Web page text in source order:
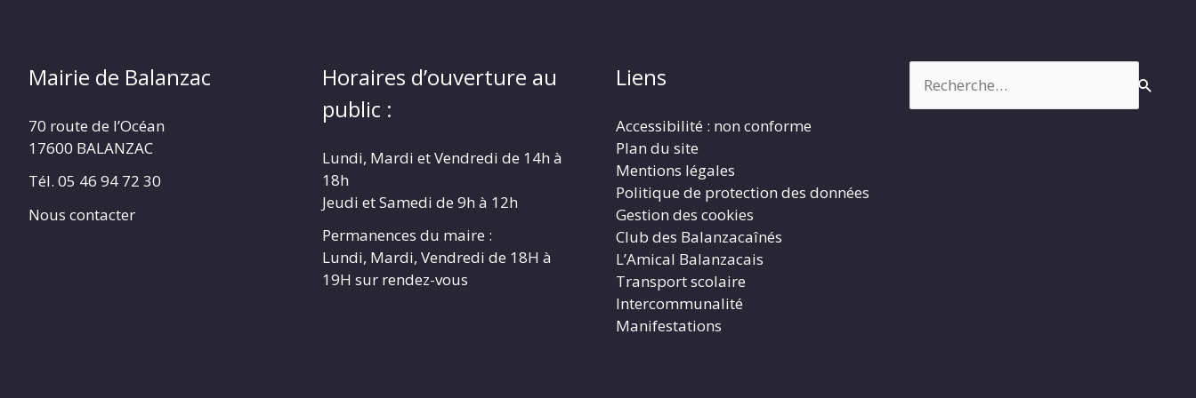
Mairie de Balanzac
70 route de l’Océan
17600 BALANZAC
Tél. 05 46 94 72 30
Nous contacter
Horaires d’ouverture au
public :
Lundi, Mardi et Vendredi de 14h à
18h
Jeudi et Samedi de 9h à 12h
Permanences du maire :
Lundi, Mardi, Vendredi de 18H à
19H sur rendez-vous
Liens
Accessibilité : non conforme
Plan du site
Mentions légales
Politique de protection des données
Gestion des cookies
Club des Balanzacaînés
L’Amical Balanzacais
Transport scolaire
Intercommunalité
Manifestations